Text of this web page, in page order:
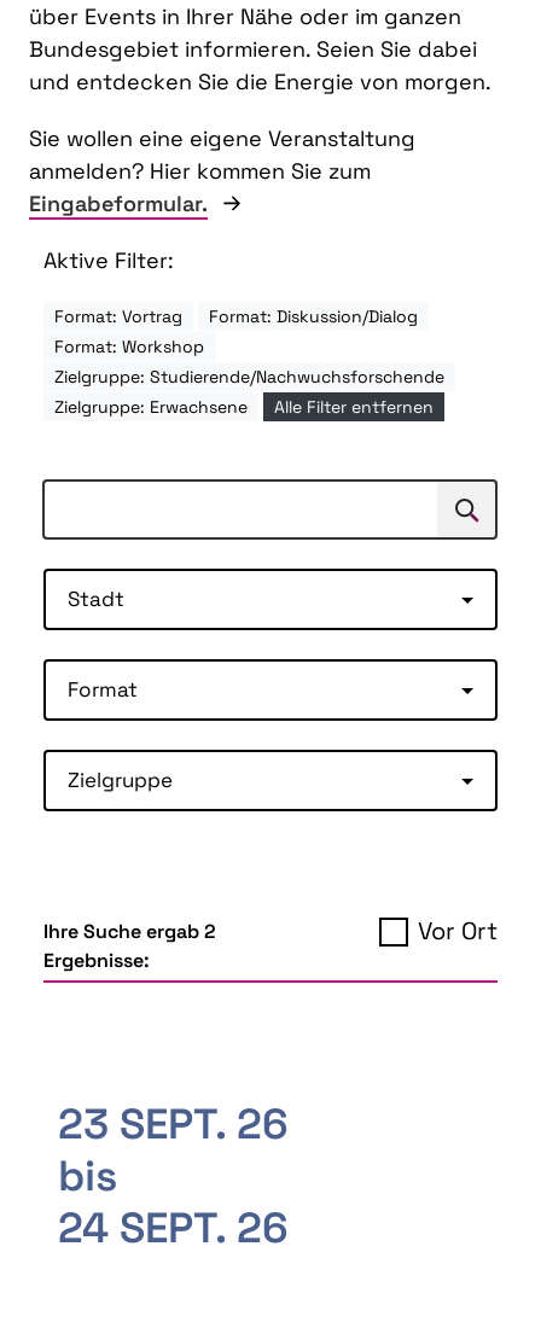
über Events in Ihrer Nähe oder im ganzen
Bundesgebiet informieren. Seien Sie dabei
und entdecken Sie die Energie von morgen.
Sie wollen eine eigene Veranstaltung
anmelden? Hier kommen Sie zum
Eingabeformular.
Aktive Filter:
Format: Vortrag
Format: Diskussion/Dialog
Format: Workshop
Zielgruppe: Studierende/Nachwuchsforschende
Zielgruppe: Erwachsene
Alle Filter entfernen
Suchen
Stadt
Format
Zielgruppe
Ihre Suche ergab 2
Ergebnisse:
Vor Ort
23 SEPT. 26
bis
24 SEPT. 26